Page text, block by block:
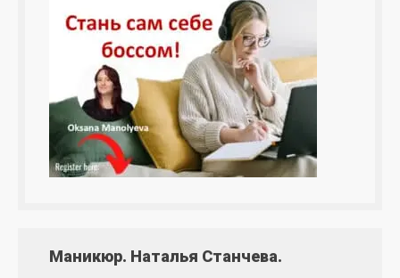
Маникюр. Наталья Станчева.